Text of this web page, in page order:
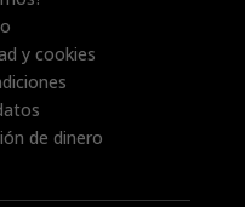
y cookies
de dinero